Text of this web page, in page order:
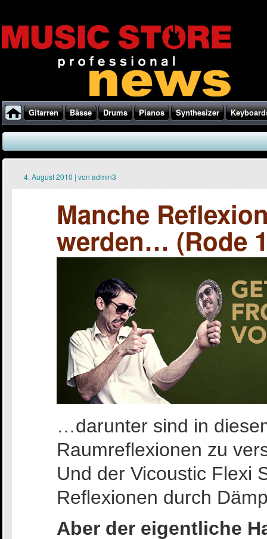
Gitarren Bässe Drums Pianos Synthesizer
4. August 2010 | von admin3
Manche
werden… (Rode
…darunter sind in
Raumreflexionen zu
Und der Vicoustic Flexi
Reflexionen durch
Aber der eigentliche